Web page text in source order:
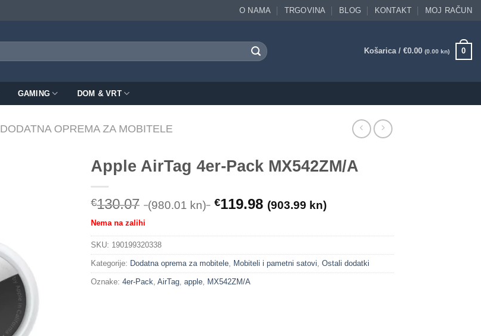
O NAMA TRGOVINA BLOG KONTAKT MOJ RAČUN
Košarica / €0.00 (0.00 kn) 0
GAMING DOM & VRT
DODATNA OPREMA ZA MOBITELE
Apple AirTag 4er-Pack MX542ZM/A
€130.07 (980.01 kn) €119.98 (903.99 kn)
Nema na zalihi
SKU: 190199320338
Kategorije: Dodatna oprema za mobitele Mobiteli i pametni satovi Ostali dodatki
Oznake: 4er-Pack AirTag apple MX542ZM/A